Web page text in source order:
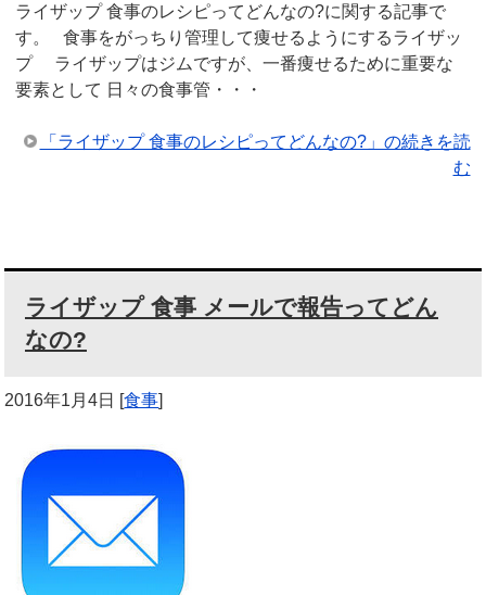
ライザップ 食事のレシピってどんなの?に関する記事で
す。 食事をがっちり管理して痩せるようにするライザッ
プ ライザップはジムですが、一番痩せるために重要な
要素として 日々の食事管・・・
「ライザップ 食事のレシピってどんなの?」の続きを読
む
ライザップ 食事 メールで報告ってどん
なの?
2016年1月4日 [食事]